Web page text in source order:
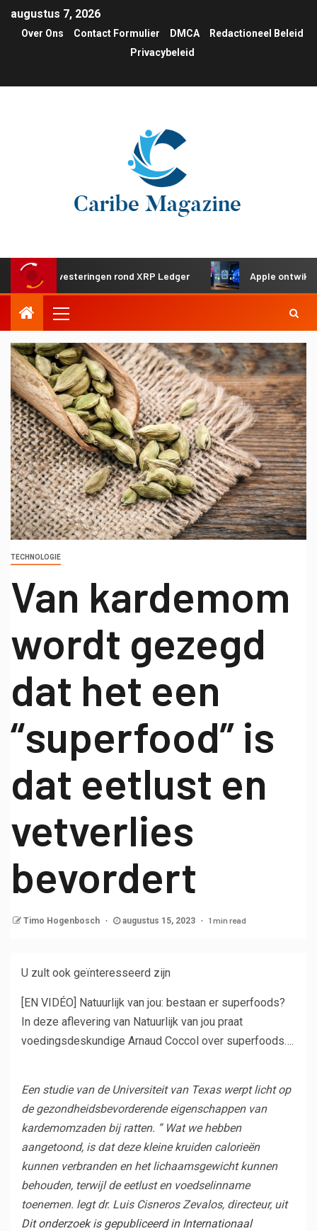
augustus 7, 2026
Over Ons Contact Formulier DMCA
Redactioneel Beleid
Privacybeleid
investeringen rond XRP Ledger Apple ontwikkelt
TECHNOLOGIE
Van kardemom
wordt gezegd
dat het een
“superfood” is
dat eetlust en
vetverlies
bevordert
Timo Hogenbosch augustus 15, 2023 1 min read
U zult ook geïnteresseerd zijn
[EN VIDÉO] Natuurlijk van jou: bestaan ​​er superfoods?
In deze aflevering van Natuurlijk van jou praat
voedingsdeskundige Arnaud Coccol over superfoods….
Een studie van de Universiteit van Texas werpt licht op
de gezondheidsbevorderende eigenschappen van
kardemomzaden bij ratten. ” Wat we hebben
aangetoond, is dat deze kleine kruiden calorieën
kunnen verbranden en het lichaamsgewicht kunnen
behouden, terwijl de eetlust en voedselinname
toenemen. legt dr. Luis Cisneros Zevalos, directeur, uit
Dit onderzoek is gepubliceerd in Internationaal